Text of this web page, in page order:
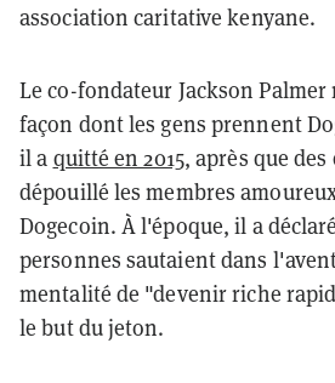
association caritative kenyane.
Le co-fondateur Jackson Palmer
façon dont les gens prennent
il a quitté en 2015, après que
dépouillé les membres
Dogecoin. À l'époque, il a
personnes sautaient dans
mentalité de "devenir riche
le but du jeton.